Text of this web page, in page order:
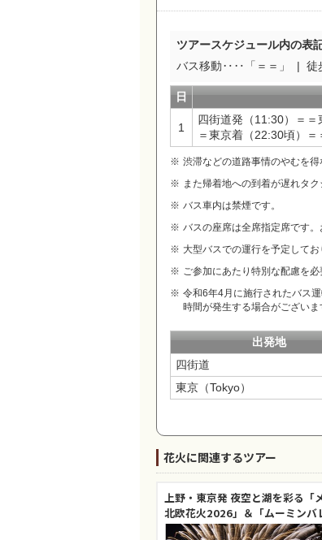
ツアースケジュール内の表
バス移動‥‥「＝＝」 徒
日
1
四街道発（11:30）＝
＝東京着（22:30頃）＝
渋滞などの道路事情のやむを
また帰着地への到着が遅れタ
バス車内は禁煙です。
バスの座席は全席指定席です
大型バスでの運行を予定して
ご参加にあたり特別な配慮を
令和6年4月に施行されたバス
時間が発生する場合がございま
出発地
四街道
東京（Tokyo）
花火に関連するツアー
上野・東京発 夜空と湖を彩る「
北欧花火2026」＆「ムーミンバ
ク」と「小江戸 川越散策」